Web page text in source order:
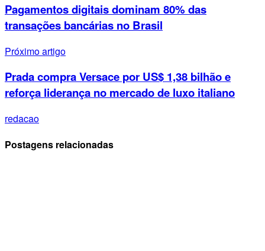
Pagamentos digitais dominam 80% das
transações bancárias no Brasil
Próximo artigo
Prada compra Versace por US$ 1,38 bilhão e
reforça liderança no mercado de luxo italiano
redacao
Postagens relacionadas